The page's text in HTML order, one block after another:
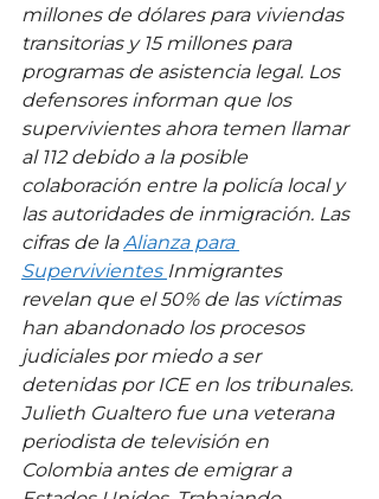
millones de dólares para viviendas
transitorias y 15 millones para
programas de asistencia legal. Los
defensores informan que los
supervivientes ahora temen llamar
al 112 debido a la posible
colaboración entre la policía local y
las autoridades de inmigración. Las
cifras de la Alianza para
Supervivientes Inmigrantes
revelan que el 50% de las víctimas
han abandonado los procesos
judiciales por miedo a ser
detenidas por ICE en los tribunales.
Julieth Gualtero fue una veterana
periodista de televisión en
Colombia antes de emigrar a